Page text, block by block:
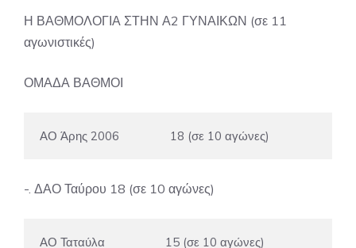
Η ΒΑΘΜΟΛΟΓΙΑ ΣΤΗΝ Α2 ΓΥΝΑΙΚΩΝ (σε 11
αγωνιστικές)
ΟΜΑΔΑ ΒΑΘΜΟΙ
ΑΟ Άρης 2006                18 (σε 10 αγώνες)
-. ΔΑΟ Ταύρου 18 (σε 10 αγώνες)
ΑΟ Ταταύλα                   15 (σε 10 αγώνες)